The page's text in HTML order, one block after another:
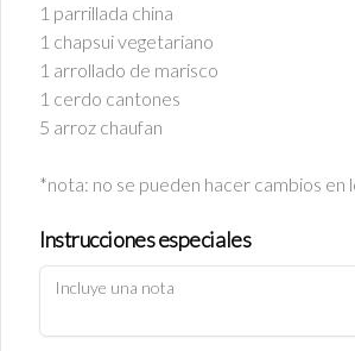
Diente de Dragón Pollo
Pollo, diente de dragón y cebollín
$9.380
Diente de Dragón Cerdo
Cerdo, diente de dragón y cebollín
1 parrillada china
1 chapsui vegetariano
1 arrollado de marisco
1 cerdo cantones
5 arroz chaufan
*nota: no se pueden hacer cambios en
Instrucciones especiales